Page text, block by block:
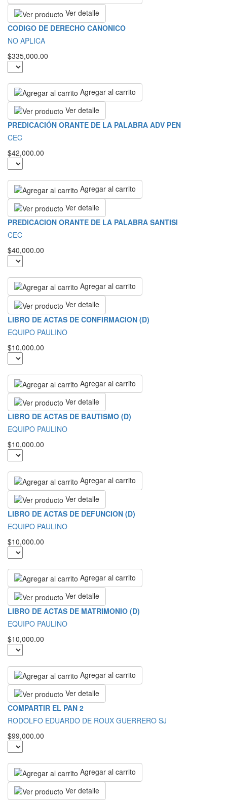
Ver detalle
CODIGO DE DERECHO CANONICO
NO APLICA
$335,000.00
Agregar al carrito
Ver detalle
PREDICACIÓN ORANTE DE LA PALABRA ADV PEN
CEC
$42,000.00
Agregar al carrito
Ver detalle
PREDICACION ORANTE DE LA PALABRA SANTISI
CEC
$40,000.00
Agregar al carrito
Ver detalle
LIBRO DE ACTAS DE CONFIRMACION (D)
EQUIPO PAULINO
$10,000.00
Agregar al carrito
Ver detalle
LIBRO DE ACTAS DE BAUTISMO (D)
EQUIPO PAULINO
$10,000.00
Agregar al carrito
Ver detalle
LIBRO DE ACTAS DE DEFUNCION (D)
EQUIPO PAULINO
$10,000.00
Agregar al carrito
Ver detalle
LIBRO DE ACTAS DE MATRIMONIO (D)
EQUIPO PAULINO
$10,000.00
Agregar al carrito
Ver detalle
COMPARTIR EL PAN 2
RODOLFO EDUARDO DE ROUX GUERRERO SJ
$99,000.00
Agregar al carrito
Ver detalle